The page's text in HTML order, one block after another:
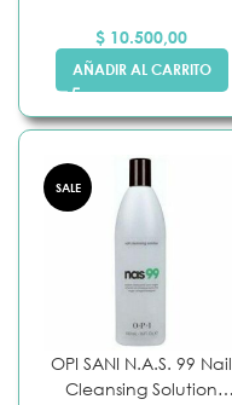
$ 10.500,00
AÑADIR AL CARRITO
SALE
OPI SANI N.A.S. 99 Nail
Cleansing Solution